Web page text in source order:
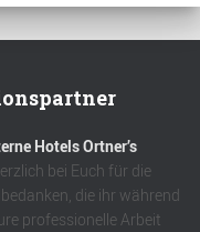
Hotels Ortner’s
bei Euch für die
die ihr während
professionelle Arbeit